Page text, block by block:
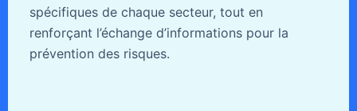
spécifiques de chaque secteur, tout en
renforçant l’échange d’informations pour la
prévention des risques.